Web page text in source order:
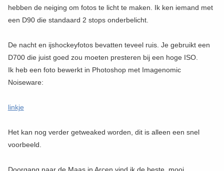
hebben de neiging om fotos te licht te maken. Ik ken iemand met
een D90 die standaard 2 stops onderbelicht.
De nacht en ijshockeyfotos bevatten teveel ruis. Je gebruikt een
D700 die juist goed zou moeten presteren bij een hoge ISO.
Ik heb een foto bewerkt in Photoshop met Imagenomic
Noiseware:
linkje
Het kan nog verder getweaked worden, dit is alleen een snel
voorbeeld.